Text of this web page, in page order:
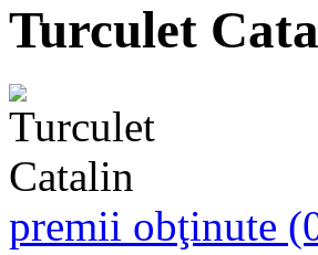
Turculet
premii obţinute